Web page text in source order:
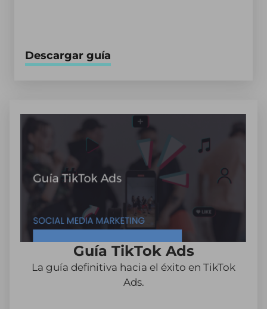
Descargar guía
Guía TikTok Ads
La guía definitiva hacia el éxito en TikTok
Ads.